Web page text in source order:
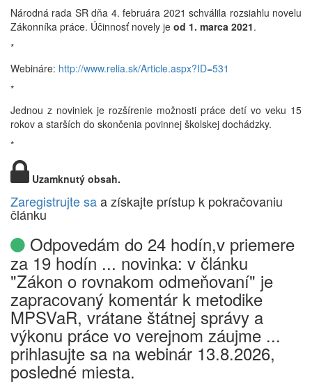
Národná rada SR dňa 4. februára 2021 schválila rozsiahlu novelu
Zákonníka práce. Účinnosť novely je od 1. marca 2021.
*
Webináre: http://www.relia.sk/Article.aspx?ID=531
*
Jednou z noviniek je rozšírenie možnosti práce detí vo veku 15
rokov a starších do skončenia povinnej školskej dochádzky.
*
Uzamknutý obsah.
Zaregistrujte saa získajte prístup k pokračovaniu
článku
Odpovedám do 24 hodín,v priemere
za 19 hodín ... novinka: v článku
"Zákon o rovnakom odmeňovaní" je
zapracovaný komentár k metodike
MPSVaR, vrátane štátnej správy a
výkonu práce vo verejnom záujme ...
prihlasujte sa na webinár 13.8.2026,
posledné miesta.